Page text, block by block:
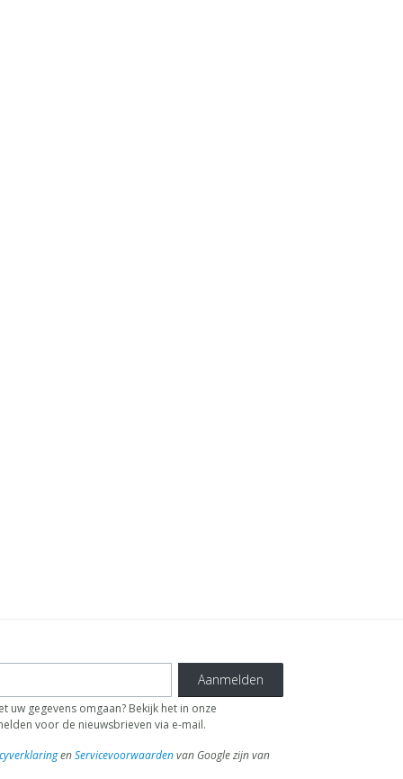
Aanmelden
uw gegevens omgaan? Bekijk het in onze
voor de nieuwsbrieven via e-mail.
enServicevoorwaardenvan Google zijn van